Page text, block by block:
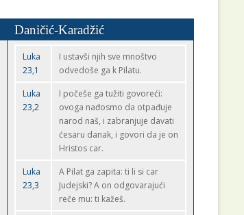
Daničić-Karadžić
Luka
23,1
I ustavši njih sve mnoštvo
odvedoše ga k Pilatu.
Luka
23,2
I počeše ga tužiti govoreći:
ovoga nađosmo da otpađuje
narod naš, i zabranjuje davati
ćesaru danak, i govori da je on
Hristos car.
Luka
23,3
A Pilat ga zapita: ti li si car
Judejski? A on odgovarajući
reče mu: ti kažeš.